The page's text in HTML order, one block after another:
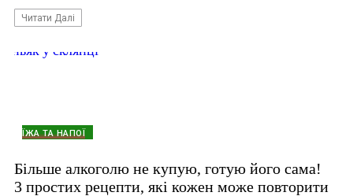
Читати Далі
ЇЖА ТА НАПОЇ
Більше алкоголю не купую, готую його сама!
3 простих рецепти, які кожен може повторити